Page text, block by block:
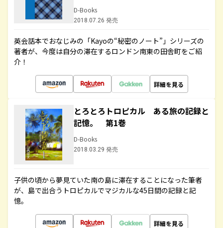
D-Books
2018.07.26 発売
英会話本でおなじみの「Kayoの“秘密のノート”」シリーズの
著者が、今度は自分の滞在するロンドン南東の田舎町をご紹
介！
詳細を見る
とろとろトロピカル ある旅の記録と
記憶。 第1巻
D-Books
2018.03.29 発売
子供の頃から夢見ていた南の島に滞在することになった筆者
が、島で出合うトロピカルでマジカルな45日間の記録と記
憶。
詳細を見る